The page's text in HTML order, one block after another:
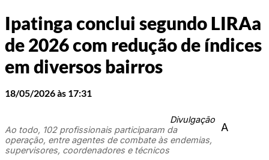
Ipatinga conclui segundo LIRAa
de 2026 com redução de índices
em diversos bairros
18/05/2026 às 17:31
Divulgação
Ao todo, 102 profissionais participaram da
operação, entre agentes de combate às endemias,
supervisores, coordenadores e técnicos
A